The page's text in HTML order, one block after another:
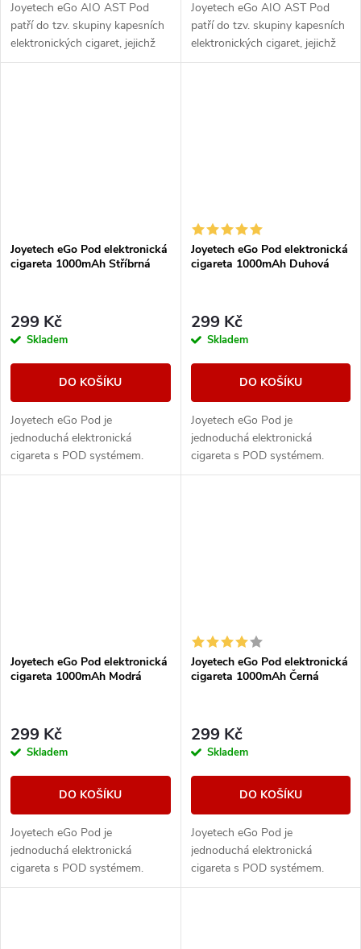
Joyetech eGo AIO AST Pod
patří do tzv. skupiny kapesních
elektronických cigaret, jejichž
výhodou jsou kompaktní
Joyetech eGo AIO AST Pod
patří do tzv. skupiny kapesních
elektronických cigaret, jejichž
výhodou jsou kompaktní
Joyetech eGo Pod elektronická
cigareta 1000mAh Stříbrná
299 Kč
Skladem
DO KOŠÍKU
Joyetech eGo Pod je
jednoduchá elektronická
cigareta s POD systémem.
Moderní a designové tělo e-
Joyetech eGo Pod elektronická
cigareta 1000mAh Duhová
299 Kč
Skladem
DO KOŠÍKU
Joyetech eGo Pod je
jednoduchá elektronická
cigareta s POD systémem.
Moderní a designové tělo e-
Joyetech eGo Pod elektronická
cigareta 1000mAh Modrá
299 Kč
Skladem
DO KOŠÍKU
Joyetech eGo Pod je
jednoduchá elektronická
cigareta s POD systémem.
Moderní a designové tělo e-
Joyetech eGo Pod elektronická
cigareta 1000mAh Černá
299 Kč
Skladem
DO KOŠÍKU
Joyetech eGo Pod je
jednoduchá elektronická
cigareta s POD systémem.
Moderní a designové tělo e-